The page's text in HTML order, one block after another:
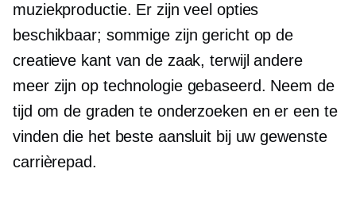
muziekproductie. Er zijn veel opties
beschikbaar; sommige zijn gericht op de
creatieve kant van de zaak, terwijl andere
meer zijnop technologie gebaseerd. Neem de
tijd om de graden te onderzoeken en er een te
vinden die het beste aansluit bij uw gewenste
carrièrepad.